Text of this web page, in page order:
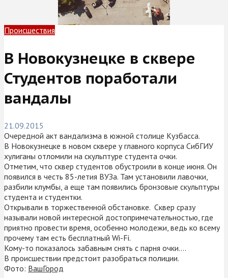
Происшествия
В Новокузнецке в сквере
Студентов поработали
вандалы
21.09.2015
Очередной акт вандализма в южной столице Кузбасса.
В Новокузнецке в новом сквере у главного корпуса СибГИУ
хулиганы отломили на скульптуре студента очки.
Отметим, что сквер студентов обустроили в конце июня. Он
появился в честь 85-летия ВУЗа. Там установили лавочки,
разбили клумбы, а еще там появились бронзовые скульптуры
студента и студентки.
Открывали в торжественной обстановке. Сквер сразу
называли новой интересной достопримечательностью, где
приятно провести время, особенно молодежи, ведь ко всему
прочему там есть бесплатный Wi-Fi.
Кому-то показалось забавным снять с парня очки….
В происшествии предстоит разобраться полиции.
Фото: ВашГород